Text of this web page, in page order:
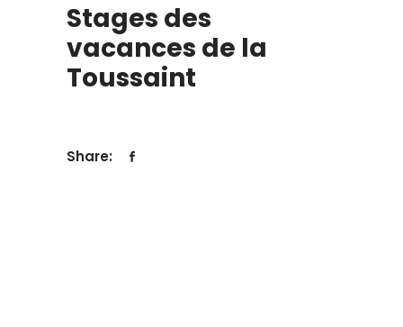
Stages des
vacances de la
Toussaint
Share: